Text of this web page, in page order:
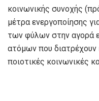
κοινωνικής συνοχής
μέτρα ενεργοποίησης
των φύλων στην αγορά
ατόμων που διατρέχουν
ποιοτικές κοινωνικές